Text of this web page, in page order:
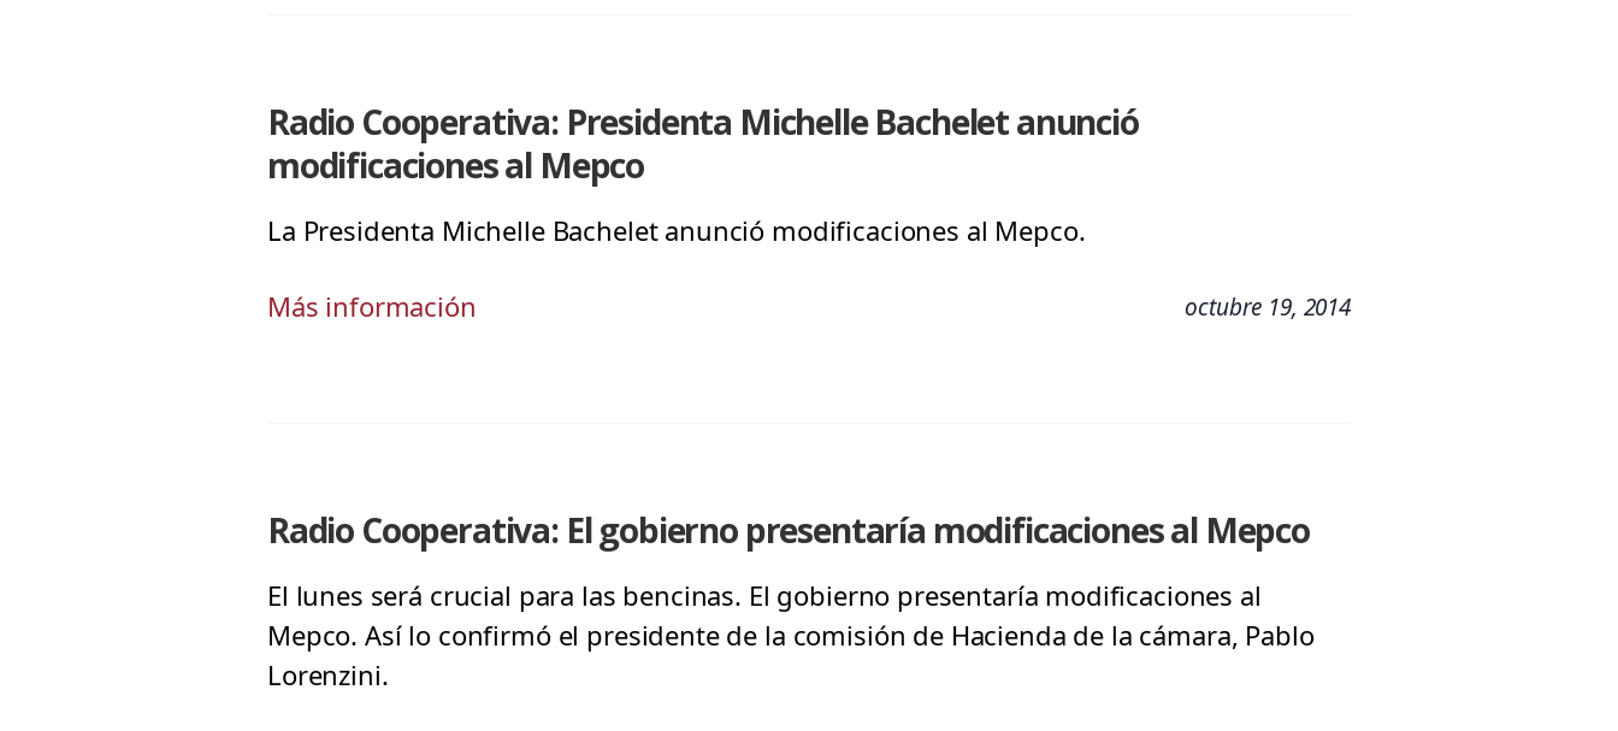
Radio Cooperativa: Presidenta Michelle Bachelet anunció
modificaciones al Mepco
La Presidenta Michelle Bachelet anunció modificaciones al Mepco.
Más información octubre 19, 2014
Radio Cooperativa: El gobierno presentaría modificaciones al Mepco
El lunes será crucial para las bencinas. El gobierno presentaría modificaciones al
Mepco. Así lo confirmó el presidente de la comisión de Hacienda de la cámara, Pablo
Lorenzini.